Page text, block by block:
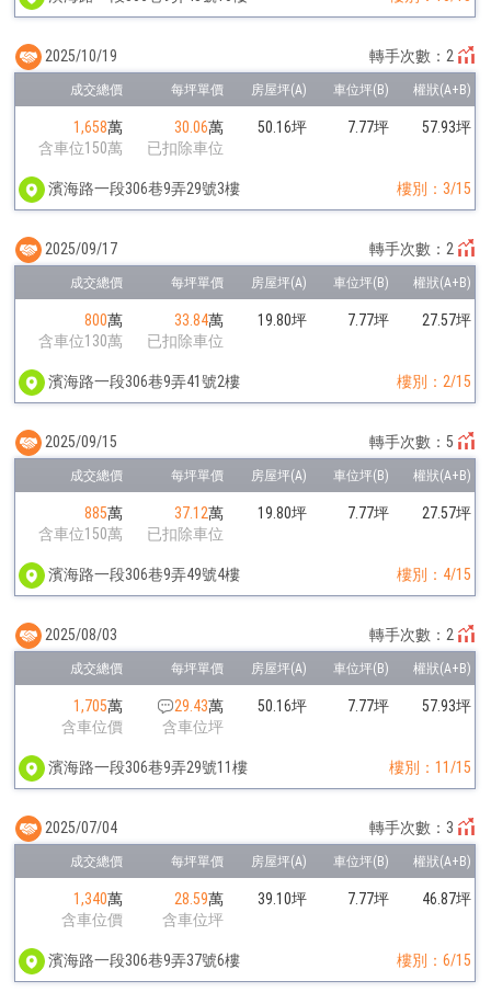
1,658萬
含車位150萬
30.06萬
已扣除車位
50.16坪 7.77坪 57.93坪
濱海路一段306巷9弄29號3樓 樓別：3/15
2025/10/19 轉手次數：2
800萬
含車位130萬
33.84萬
已扣除車位
19.80坪 7.77坪 27.57坪
濱海路一段306巷9弄41號2樓 樓別：2/15
2025/09/17 轉手次數：2
885萬
含車位150萬
37.12萬
已扣除車位
19.80坪 7.77坪 27.57坪
濱海路一段306巷9弄49號4樓 樓別：4/15
2025/09/15 轉手次數：5
1,705萬
含車位價
29.43萬
含車位坪
50.16坪 7.77坪 57.93坪
濱海路一段306巷9弄29號11樓 樓別：11/15
2025/08/03 轉手次數：2
1,340萬
含車位價
28.59萬
含車位坪
39.10坪 7.77坪 46.87坪
濱海路一段306巷9弄37號6樓 樓別：6/15
2025/07/04 轉手次數：3